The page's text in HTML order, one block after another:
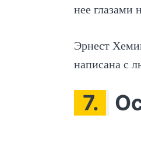
нее глазами
Эрнест
написана с
7.